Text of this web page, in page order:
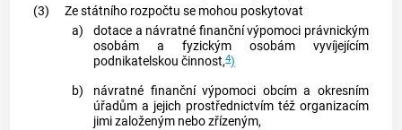
(3)
Ze státního rozpočtu se mohou poskytovat
a)
dotace a návratné finanční výpomoci právnickým
osobám a fyzickým osobám vyvíjejícím
podnikatelskou činnost,4)
b)
návratné finanční výpomoci obcím a okresním
úřadům a jejich prostřednictvím též organizacím
jimi založeným nebo zřízeným,